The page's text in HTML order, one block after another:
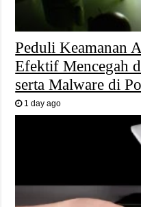
Peduli Keamanan
Efektif Mencegah
serta Malware di
1 day ago